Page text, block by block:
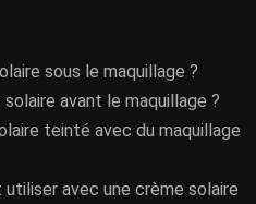
sous le maquillage ?
avant le maquillage ?
teinté avec du maquillage
avec une crème solaire